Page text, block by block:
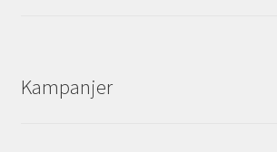
596,67 kr.
Kampanjer